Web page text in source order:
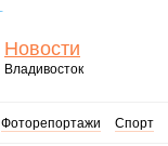
Новости
Владивосток
Фоторепортажи Спорт